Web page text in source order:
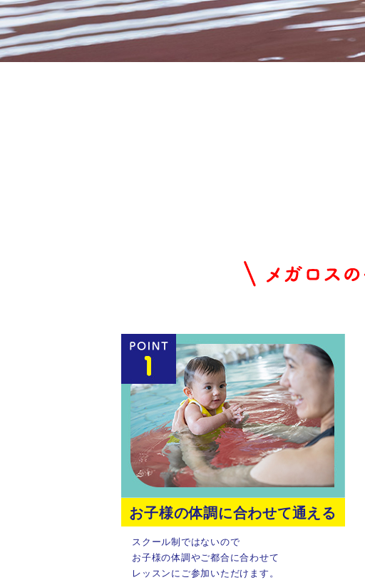
お子様の体調に合わせて通える
スクール制ではないので
お子様の体調やご都合に合わせて
レッスンにご参加いただけます。